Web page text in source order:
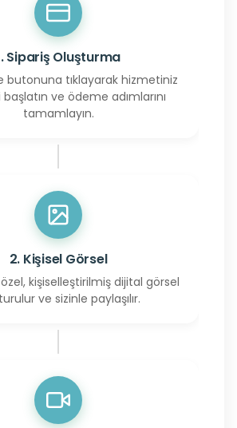
Sipariş Oluşturma
butonuna tıklayarak hizmetiniz
ve ödeme adımlarını
tamamlayın.
2. Kişisel Görsel
kişiselleştirilmiş dijital görsel
ve sizinle paylaşılır.